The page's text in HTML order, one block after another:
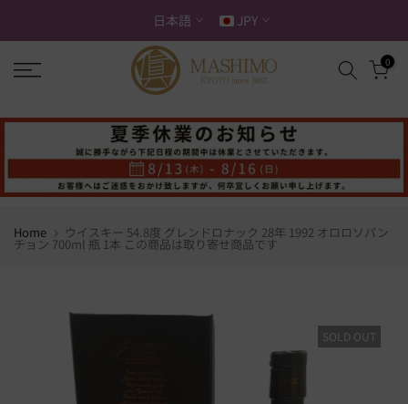
キ
ッ
プ
る
日本語 JPY
0
Home ウイスキー 54.8度 グレンドロナック 28年 1992 オロロソパン
チョン 700ml 瓶 1本 この商品は取り寄せ商品です
SOLD OUT